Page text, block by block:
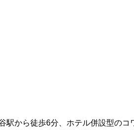
駅から徒歩6分、ホテル併設型のコ